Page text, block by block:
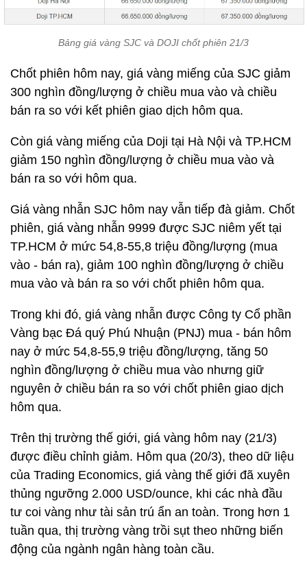
Bảng giá vàng SJC và DOJI chốt phiên 21/3
Chốt phiên hôm nay, giá vàng miếng của SJC giảm
300 nghìn đồng/lượng ở chiều mua vào và chiều
bán ra so với kết phiên giao dịch hôm qua.
Còn giá vàng miếng của Doji tại Hà Nội và TP.HCM
giảm 150 nghìn đồng/lượng ở chiều mua vào và
bán ra so với hôm qua.
Giá vàng nhẫn SJC hôm nay vẫn tiếp đà giảm. Chốt
phiên, giá vàng nhẫn 9999 được SJC niêm yết tại
TP.HCM ở mức 54,8-55,8 triệu đồng/lượng (mua
vào - bán ra), giảm 100 nghìn đồng/lượng ở chiều
mua vào và bán ra so với chốt phiên hôm qua.
Trong khi đó, giá vàng nhẫn được Công ty Cổ phần
Vàng bạc Đá quý Phú Nhuận (PNJ) mua - bán hôm
nay ở mức 54,8-55,9 triệu đồng/lượng, tăng 50
nghìn đồng/lượng ở chiều mua vào nhưng giữ
nguyên ở chiều bán ra so với chốt phiên giao dịch
hôm qua.
Trên thị trường thế giới, giá vàng hôm nay (21/3)
được điều chỉnh giảm. Hôm qua (20/3), theo dữ liệu
của Trading Economics, giá vàng thế giới đã xuyên
thủng ngưỡng 2.000 USD/ounce, khi các nhà đầu
tư coi vàng như tài sản trú ẩn an toàn. Trong hơn 1
tuần qua, thị trường vàng trồi sụt theo những biến
động của ngành ngân hàng toàn cầu.